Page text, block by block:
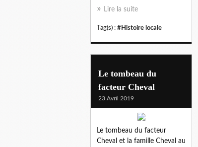
Lire la suite
Tag(s) : #Histoire locale
Le tombeau du
facteur Cheval
23 Avril 2019
Le tombeau du facteur
Cheval et la famille Cheval au